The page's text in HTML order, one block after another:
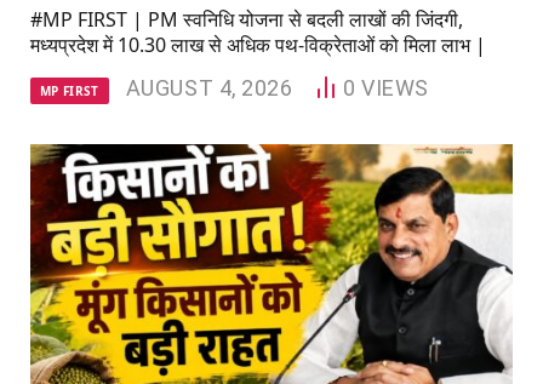
#MP FIRST | PM स्वनिधि योजना से बदली लाखों की जिंदगी,
मध्यप्रदेश में 10.30 लाख से अधिक पथ-विक्रेताओं को मिला लाभ |
MP FIRST AUGUST 4, 2026 0VIEWS